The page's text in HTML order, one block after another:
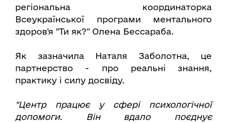
регіональна координаторка
Всеукраїнської програми ментального
здоров'я "Ти як?" Олена Бессараба.
Як зазначила Наталя Заболотна, це
партнерство - про реальні знання,
практику і силу досвіду.
"Центр працює у сфері психологічної
допомоги. Він вдало поєднує